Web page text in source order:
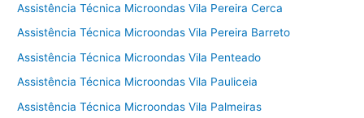
Assistência Técnica Microondas Vila Pereira Cerca
Assistência Técnica Microondas Vila Pereira Barreto
Assistência Técnica Microondas Vila Penteado
Assistência Técnica Microondas Vila Pauliceia
Assistência Técnica Microondas Vila Palmeiras